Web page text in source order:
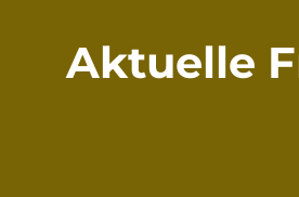
Aktuelle